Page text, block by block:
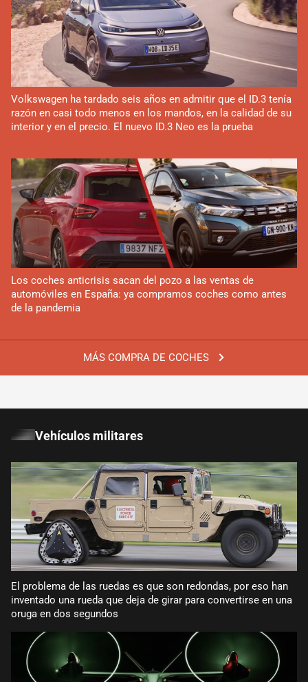
MÁS COMPRA DE COCHES
Volkswagen ha tardado seis años en admitir que el ID.3 tenía
razón en casi todo menos en los mandos, en la calidad de su
interior y en el precio. El nuevo ID.3 Neo es la prueba
Los coches anticrisis sacan del pozo a las ventas de
automóviles en España: ya compramos coches como antes
de la pandemia
Vehículos militares
El problema de las ruedas es que son redondas, por eso han
inventado una rueda que deja de girar para convertirse en una
oruga en dos segundos